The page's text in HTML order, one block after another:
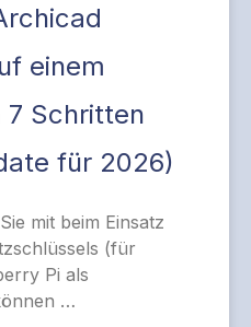
einem
7 Schritten
für 2026)
mit beim Einsatz
(für
Pi als
…